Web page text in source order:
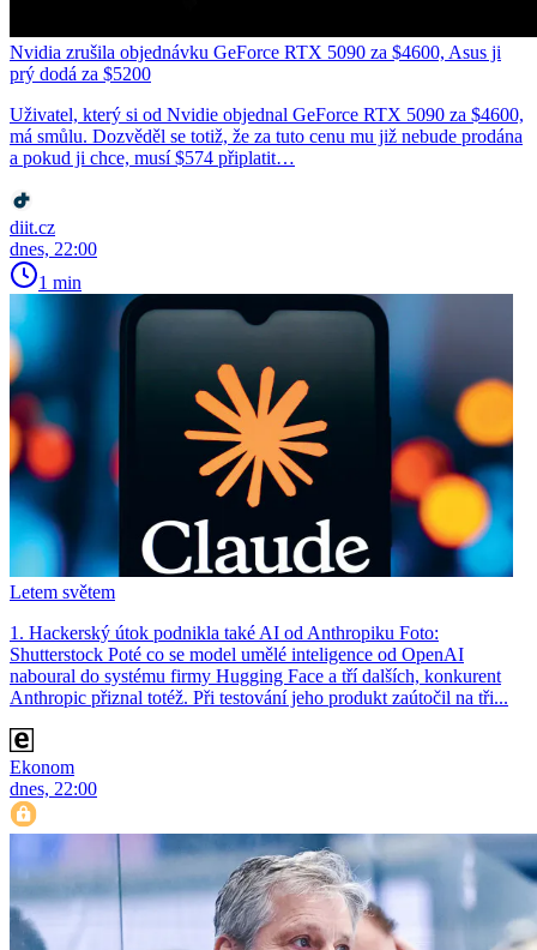
Nvidia zrušila objednávku GeForce RTX 5090 za $4600, Asus ji
prý dodá za $5200
Uživatel, který si od Nvidie objednal GeForce RTX 5090 za $4600,
má smůlu. Dozvěděl se totiž, že za tuto cenu mu již nebude prodána
a pokud ji chce, musí $574 připlatit…
diit.cz
dnes, 22:00
1 min
Letem světem
1. Hackerský útok podnikla také AI od Anthropiku Foto:
Shutterstock Poté co se model umělé inteligence od OpenAI
naboural do systému firmy Hugging Face a tří dalších, konkurent
Anthro­pic přiznal totéž. Při testování jeho produkt zaútočil na tři...
Ekonom
dnes, 22:00